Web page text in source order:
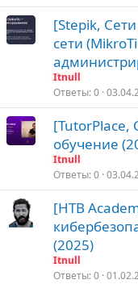
[Stepik,
сети
Itnull
Ответы 0
обучение
Itnull
Ответы 0
[HTB
(2025)
Itnull
Ответы 0